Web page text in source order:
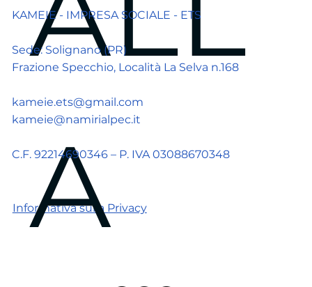
Informativa sulla Privacy
A
KAMEIE - IMPRESA SOCIALE - ETS
Sede: Solignano (PR)
Frazione Specchio, Località La Selva n.168
kameie.ets@gmail.com
kameie@namirialpec.it
C.F. 92214690346 – P. IVA 03088670348